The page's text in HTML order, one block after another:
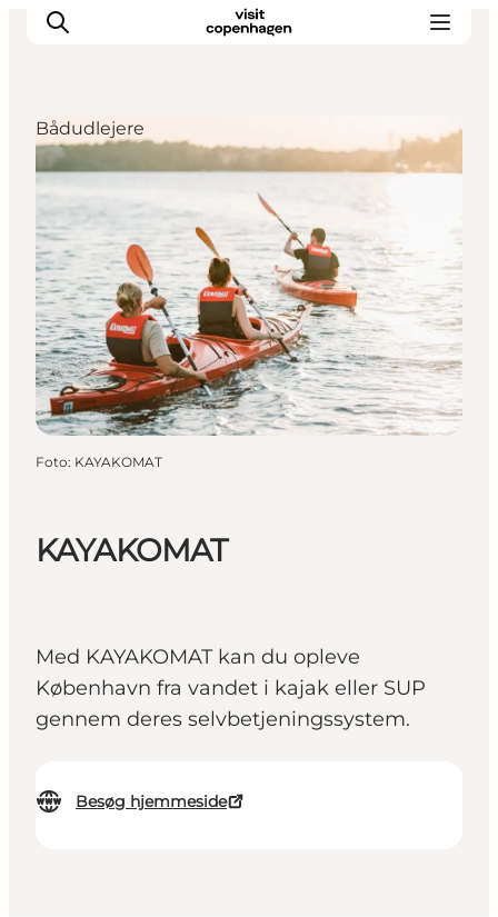
This is Copenhagen
Aktiviteter
Spis & drik
Områder
Planlæg din tur
CopenPay
Copenhagen Card
KAYAKOMAT
Med KAYAKOMAT kan du opleve
København fra vandet i kajak eller SUP
gennem deres selvbetjeningssystem.
Besøg hjemmeside
Bådudlejere
Foto: KAYAKOMAT